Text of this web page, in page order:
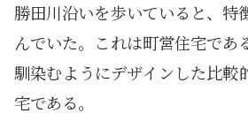
勝田川沿いを歩いていると、特
んでいた。これは町営住宅であ
馴染むようにデザインした比較
宅である。